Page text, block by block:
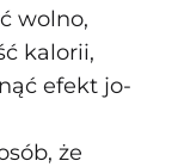
wolno,
kalorii,
efekt jo-
że